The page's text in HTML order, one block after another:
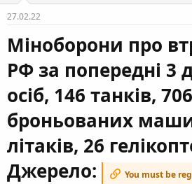
27.02.22
Міноборони про
РФ за попередні 3
осіб, 146 танків, 706
броньованих
літаків, 26
Джерело:
You must be